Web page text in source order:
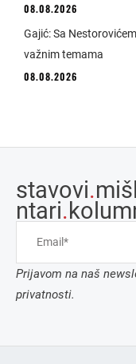
08.08.2026
Gajić: Sa
važnim temama
08.08.2026
stavovi.
ntari.
Prijavom na naš
privatnosti.